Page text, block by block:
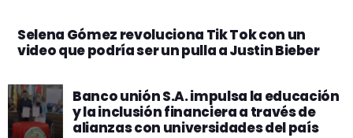
Selena Gómez revoluciona Tik Tok con un
video que podría ser un pulla a Justin Bieber
Banco unión S.A. impulsa la educación
y la inclusión financiera a través de
alianzas con universidades del país